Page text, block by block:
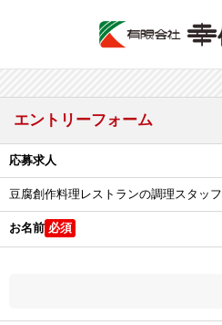
エントリーフォーム
応募求人
豆腐創作料理レストランの調理スタッフ
お名前